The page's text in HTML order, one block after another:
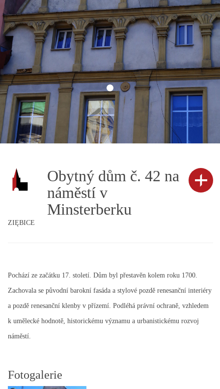
Obytný dům č. 42 na
náměstí v
Minsterberku
ZIĘBICE
Pochází ze začátku 17. století. Dům byl přestavěn kolem roku 1700.
Zachovala se původní barokní fasáda a stylové pozdě renesanční interiéry
a pozdě renesanční klenby v přízemí. Podléhá právní ochraně, vzhledem
k umělecké hodnotě, historickému významu a urbanistickému rozvoj
náměstí.
Fotogalerie